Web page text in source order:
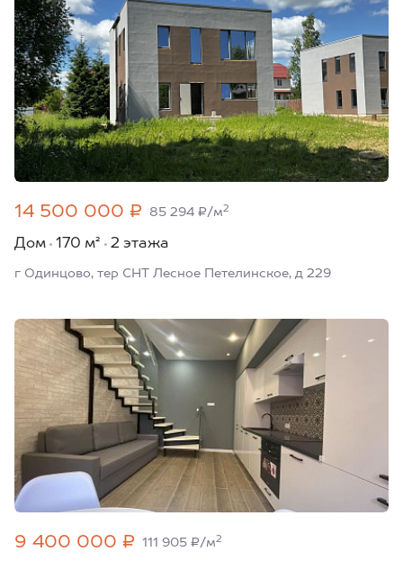
14 500 000 ₽ 85 294 ₽/м 2
Дом 170 м² 2 этажа
г Одинцово, тер СНТ Лесное Петелинское, д 229
9 400 000 ₽ 111 905 ₽/м 2